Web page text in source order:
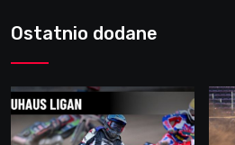
Ostatnio dodane